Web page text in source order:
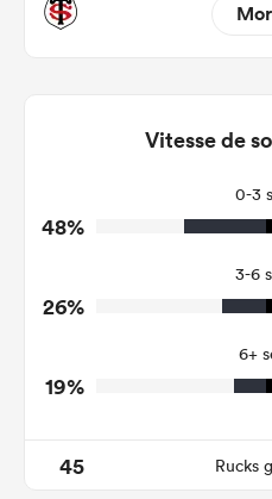
Tackles
7
6
Tackle
Vitesse de
0-3
48%
3-6
26%
6+
19%
45 Rucks